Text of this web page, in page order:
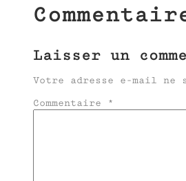
Laisser un
Votre adresse e-mail ne
Commentaire
*